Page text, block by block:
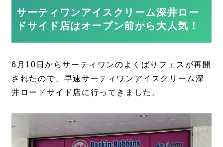
サーティワンアイスクリーム深井ロー
ドサイド店はオープン前から大人気！
6月10日からサーティワンのよくばりフェスが再開
されたので、早速サーティワンアイスクリーム深
井ロードサイド店に行ってきました。